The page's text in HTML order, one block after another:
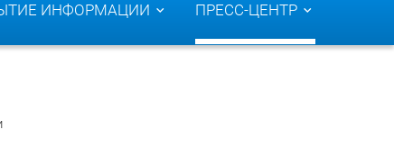
ИНФОРМАЦИИ ПРЕСС-ЦЕНТР